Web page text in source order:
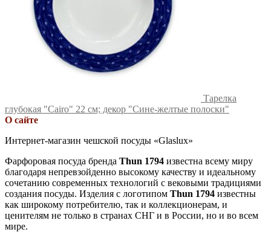
Тарелка
глубокая "Cairo" 22 см; декор "Сине-желтые полоски"
О сайте
Интернет-магазин чешской посуды «Glaslux»
Фарфоровая посуда бренда Thun 1794 известна всему миру
благодаря непревзойденно высокому качеству и идеальному
сочетанию современных технологий с вековыми традициями
создания посуды. Изделия с логотипом Thun 1794 известны
как широкому потребителю, так и коллекционерам, и
ценителям не только в странах СНГ и в России, но и во всем
мире.